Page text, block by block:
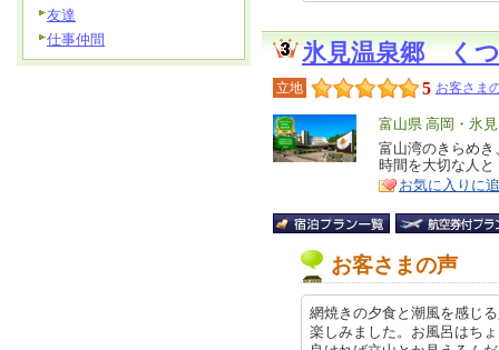
氷見温泉郷 く
立地 5 お客さま
エ
リ
ア
富山県 高岡・氷
特
徴
富山湾のきらめ
時間を大切な人と
お気に入りに
お客さまの声
網焼きの夕食と潮風を感じ
楽しみました。お風呂はち
友達
仕事仲間